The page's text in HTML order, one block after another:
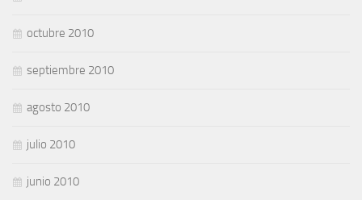
octubre 2010
septiembre 2010
agosto 2010
julio 2010
junio 2010